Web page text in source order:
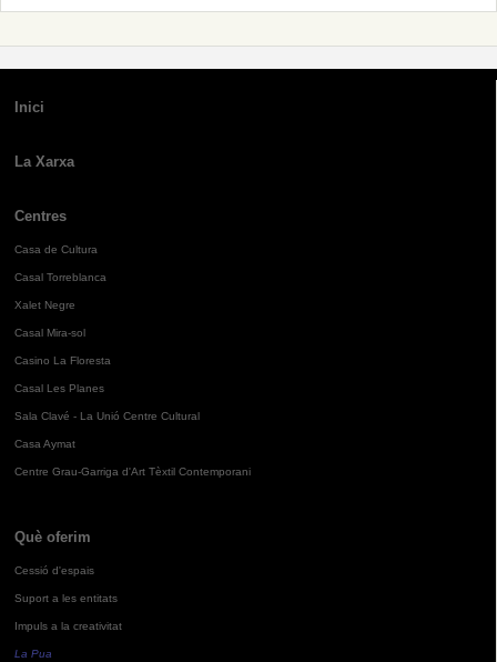
Inici
La Xarxa
Centres
Casa de Cultura
Casal Torreblanca
Xalet Negre
Casal Mira-sol
Casino La Floresta
Casal Les Planes
Sala Clavé - La Unió Centre Cultural
Casa Aymat
Centre Grau-Garriga d'Art Tèxtil Contemporani
Què oferim
Cessió d'espais
Suport a les entitats
Impuls a la creativitat
La Pua